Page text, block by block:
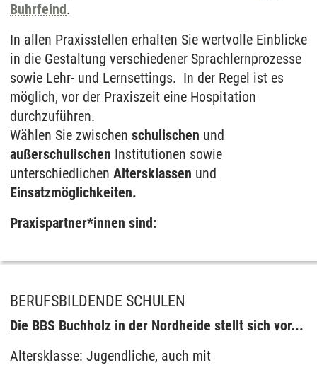
Buhrfeind.
In allen Praxisstellen erhalten Sie wertvolle Einblicke
in die Gestaltung verschiedener Sprachlernprozesse
sowie Lehr- und Lernsettings. In der Regel ist es
möglich, vor der Praxiszeit eine Hospitation
durchzuführen.
Wählen Sie zwischen schulischen und
außerschulischen Institutionen sowie
unterschiedlichen Altersklassen und
Einsatzmöglichkeiten.
Praxispartner*innen sind:
BERUFSBILDENDE SCHULEN
Die BBS Buchholz in der Nordheide stellt sich vor...
Altersklasse: Jugendliche, auch mit